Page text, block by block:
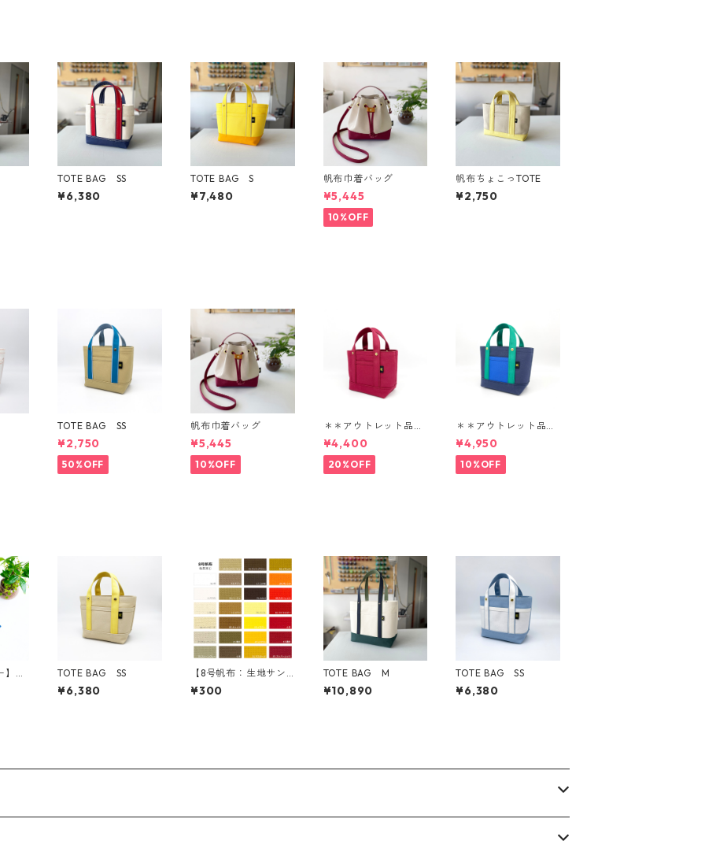
TOTE BAG SS
¥6,380
TOTE BAG S
¥7,480
帆布巾着バッグ
¥5,445
10%OFF
帆布ちょこっTOTE
¥2,750
TOTE BAG SS
¥2,750
50%OFF
帆布巾着バッグ
¥5,445
10%OFF
＊＊アウトレット品＊
＊ TOTE BAG SS
¥4,400
20%OFF
＊＊アウトレット品＊
＊ TOTE BAG SS
¥4,950
10%OFF
帆
TOTE BAG SS
¥6,380
【8号帆布：生地サン
プル】選べる10色
¥300
TOTE BAG M
¥10,890
TOTE BAG SS
¥6,380